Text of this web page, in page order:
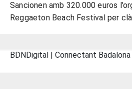
Sancionen amb 320.000 euros
Reggaeton Beach Festival per
BDNDigital | Connectant Badalona